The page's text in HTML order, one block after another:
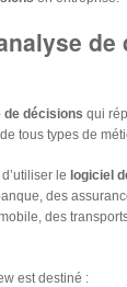
de décisions qui
tous types de
le logiciel
des
des
est destiné :